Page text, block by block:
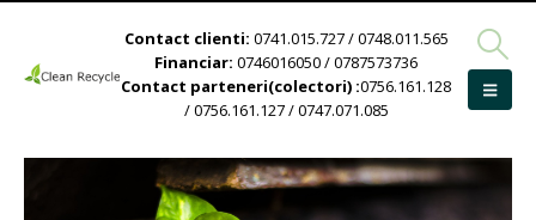
Contact clienti: 0741.015.727 / 0748.011.565
Financiar: 0746016050 / 0787573736
Contact parteneri(colectori) :0756.161.128
/ 0756.161.127 / 0747.071.085